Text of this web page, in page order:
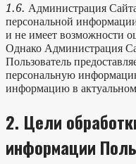
1.6. Администрация
персональной
и не имеет возможности
Однако Администрация
Пользователь
персональную
информацию в
2. Цели
информации